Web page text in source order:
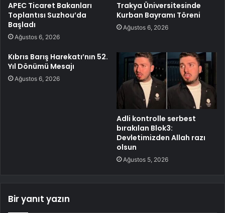
APEC Ticaret Bakanları
Toplantısı Suzhou’da
Başladı
Ağustos 6, 2026
Trakya Üniversitesinde
Kurban Bayramı Töreni
Ağustos 6, 2026
Kıbrıs Barış Harekatı’nın 52.
Yıl Dönümü Mesajı
Ağustos 6, 2026
Adli kontrolle serbest
bırakılan Blok3:
Devletimizden Allah razı
olsun
Ağustos 5, 2026
Bir yanıt yazın